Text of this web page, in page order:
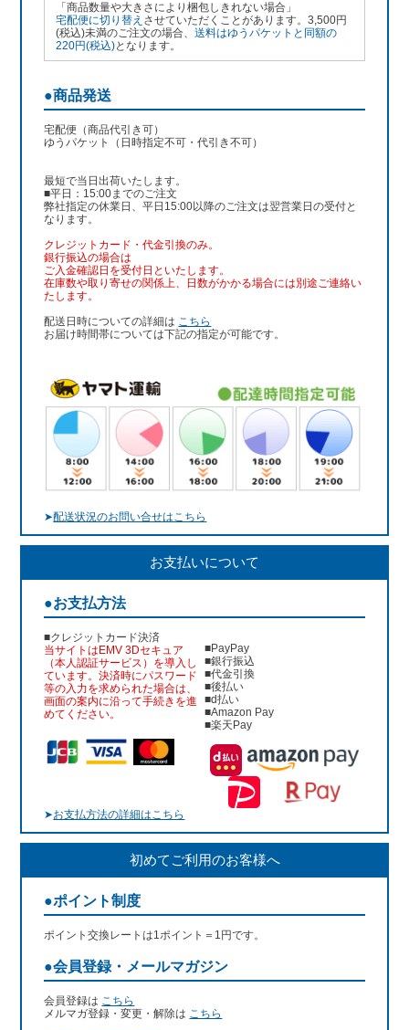
「商品数量や大きさにより梱包しきれない場合」
宅配便に切り替え させていただくことがあります。3,500円
(税込)未満のご注文の場合、送料はゆうパケットと同額の
220円(税込)となります。
●商品発送
宅配便（商品代引き可）
ゆうパケット（日時指定不可・代引き不可）
最短で当日出荷いたします。
■平日：15:00までのご注文
弊社指定の休業日、平日15:00以降のご注文は翌営業日の受付と
なります。
クレジットカード・代金引換のみ。
銀行振込の場合は
ご入金確認日を受付日といたします。
在庫数や取り寄せの関係上、日数がかかる場合には別途ご連絡い
たします。
配送日時についての詳細は こちら
お届け時間帯については下記の指定が可能です。
➤配送状況のお問い合せはこちら
お支払いについて
●お支払方法
■クレジットカード決済
当サイトはEMV 3Dセキュア
（本人認証サービス）を導入し
ています。決済時にパスワード
等の入力を求められた場合は、
画面の案内に沿って手続きを進
めてください。
■PayPay
■銀行振込
■代金引換
■後払い
■d払い
■Amazon Pay
■楽天Pay
➤お支払方法の詳細はこちら
初めてご利用のお客様へ
●ポイント制度
ポイント交換レートは1ポイント＝1円です。
●会員登録・メールマガジン
会員登録は こちら
メルマガ登録・変更・解除は こちら